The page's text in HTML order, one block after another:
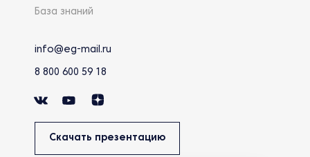
База знаний
info@eg-mail.ru
8 800 600 59 18
Скачать презентацию